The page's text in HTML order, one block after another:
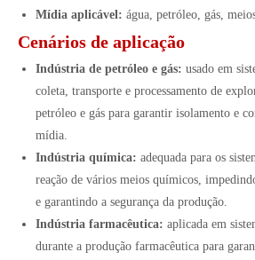
Mídia aplicável: água, petróleo, gás,
Cenários de aplicação
Indústria de petróleo e gás: usado em
coleta, transporte e processamento de
petróleo e gás para garantir isolamento e
mídia.
Indústria química: adequada para os
reação de vários meios químicos,
e garantindo a segurança da produção.
Indústria farmacêutica: aplicada em
durante a produção farmacêutica para